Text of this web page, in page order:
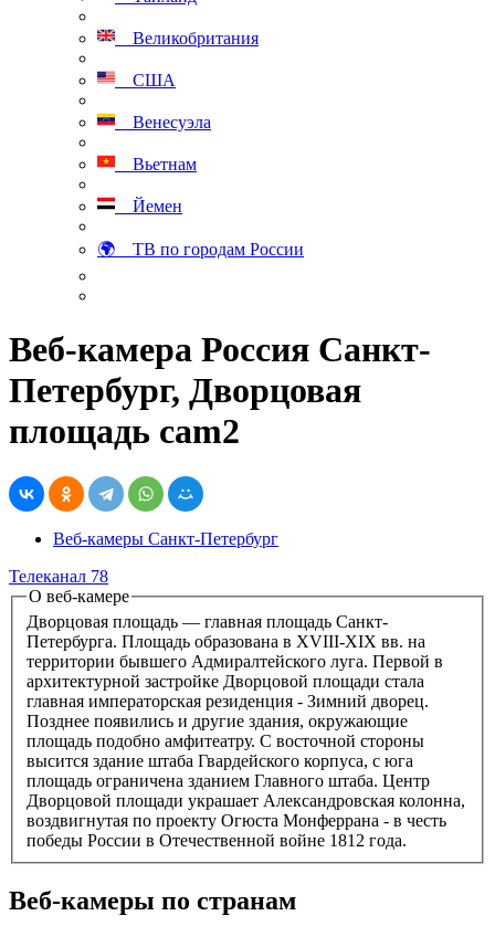
Великобритания
США
Венесуэла
Вьетнам
Йемен
🌍 ТВ по городам России
Веб-камера Россия Санкт-
Петербург, Дворцовая
площадь cam2
Веб-камеры Санкт-Петербург
Телеканал 78
О веб-камере
Дворцовая площадь — главная площадь Санкт-
Петербурга. Площадь образована в XVIII-XIX вв. на
территории бывшего Адмиралтейского луга. Первой в
архитектурной застройке Дворцовой площади стала
главная императорская резиденция - Зимний дворец.
Позднее появились и другие здания, окружающие
площадь подобно амфитеатру. С восточной стороны
высится здание штаба Гвардейского корпуса, с юга
площадь ограничена зданием Главного штаба. Центр
Дворцовой площади украшает Александровская колонна,
воздвигнутая по проекту Огюста Монферрана - в честь
победы России в Отечественной войне 1812 года.
Веб-камеры по странам